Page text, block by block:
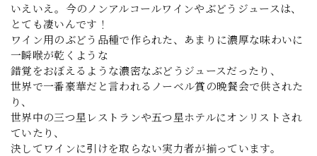
いえいえ。今のノンアルコールワインやぶどうジュースは、
とても凄いんです！
ワイン用のぶどう品種で作られた、あまりに濃厚な味わいに
一瞬喉が乾くような
錯覚をおぼえるような濃密なぶどうジュースだったり、
世界で一番豪華だと言われるノーベル賞の晩餐会で供された
り、
世界中の三つ星レストランや五つ星ホテルにオンリストされ
ていたり、
決してワインに引けを取らない実力者が揃っています。